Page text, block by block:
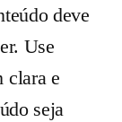
deve
Use
clara e
seja